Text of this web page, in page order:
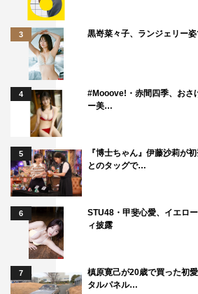
3 黒嵜菜々子、ランジェリー
4
#Mooove!・赤間四季、おさ
ー美…
5
『博士ちゃん』伊藤沙莉が
とのタッグで…
6
STU48・甲斐心愛、イエロ
ィ披露
7
槙原寛己が20歳で買った初
タルパネル…